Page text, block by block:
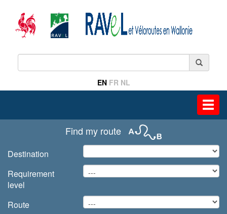
EN FR NL
Find my route
Destination
Requirement
level
Route